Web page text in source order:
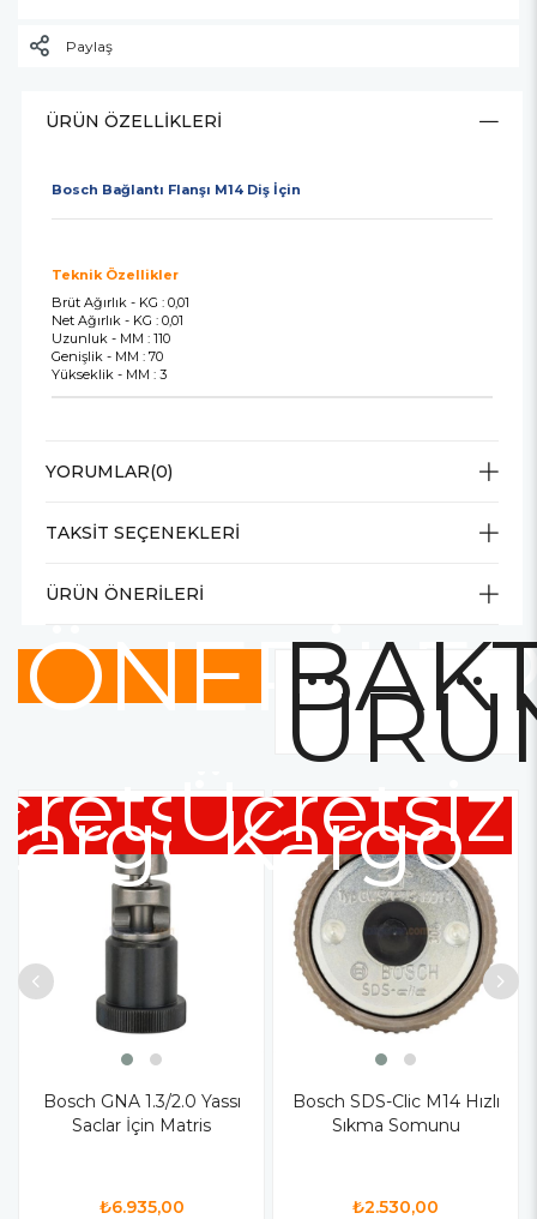
Paylaş
ÜRÜN ÖZELLIKLERI
Bosch Bağlantı Flanşı M14 Diş İçin
Teknik Özellikler
Brüt Ağırlık - KG : 0,01
Net Ağırlık - KG : 0,01
Uzunluk - MM : 110
Genişlik - MM : 70
Yükseklik - MM : 3
YORUMLAR(0)
TAKSIT SEÇENEKLERI
ÜRÜN ÖNERILERI
Bosch GNA 1.3/2.0 Yassı
Saclar İçin Matris
₺6.935,00
Bosch SDS-Clic M14 Hızlı
Sıkma Somunu
₺2.530,00
Ücretsiz
Kargo